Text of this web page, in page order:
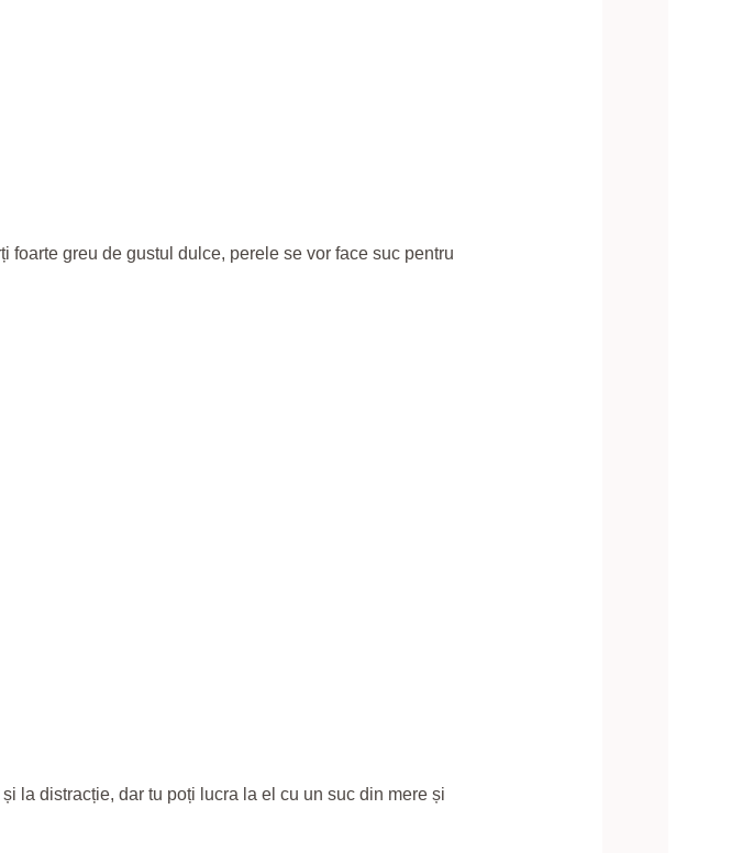
foarte greu de gustul dulce, perele se vor face suc pentru
la distracție, dar tu poți lucra la el cu un suc din mere și